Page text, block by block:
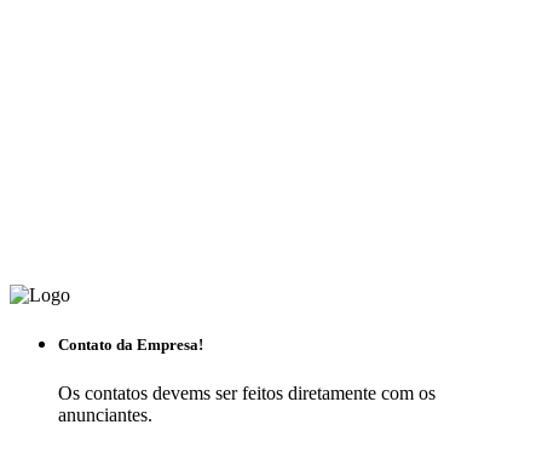
Contato da Empresa!
Os contatos devems ser feitos diretamente com os
anunciantes.